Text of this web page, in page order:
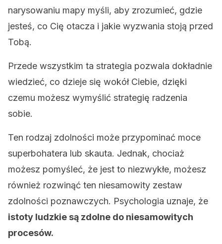
narysowaniu mapy myśli, aby zrozumieć, gdzie
jesteś, co Cię otacza i jakie wyzwania stoją przed
Tobą.
Przede wszystkim ta strategia pozwala dokładnie
wiedzieć, co dzieje się wokół Ciebie, dzięki
czemu możesz wymyślić strategię radzenia
sobie.
Ten rodzaj zdolności może przypominać moce
superbohatera lub skauta. Jednak, chociaż
możesz pomyśleć, że jest to niezwykłe, możesz
również rozwinąć ten niesamowity zestaw
zdolności poznawczych. Psychologia uznaje, że
istoty ludzkie są zdolne do niesamowitych
procesów.